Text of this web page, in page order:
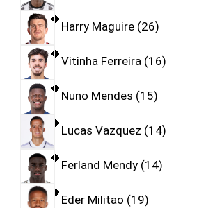
Harry Maguire 26
Vitinha Ferreira 16
Nuno Mendes 15
Lucas Vazquez 14
Ferland Mendy 14
Eder Militao 19